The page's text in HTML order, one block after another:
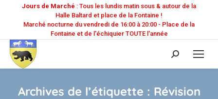
Jours de Marché : Tous les lundis matin sous & autour de la
Halle Baltard et place de la Fontaine !
Marché nocturne du vendredi de 16:00 à 20:00 - Place de la
Fontaine et de l'échiquier TOUTE l'année
Recherche
:
Archives de l’étiquette : Révision